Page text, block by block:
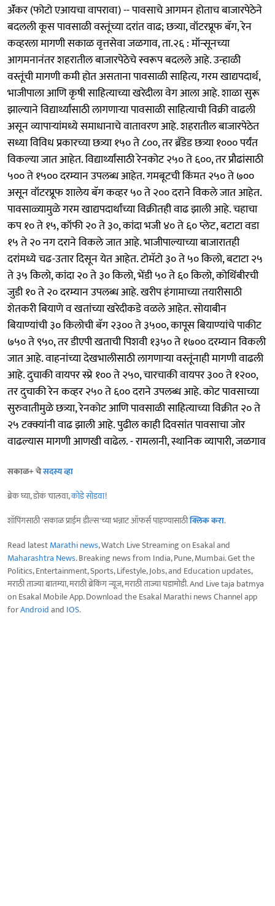
ॲंकर (फोटो एआयचा वापरावा) -- पावसाचे आगमन होताच बाजारपेठेने
बदलली कूस पावसाळी वस्तूंच्या दरांत वाढ; छत्र्या, वॉटरप्रूफ बॅग, रेन
कव्हरला मागणी सकाळ वृत्तसेवा जळगाव, ता.२६ : मॉन्सूनच्या
आगमनानंतर शहरातील बाजारपेठेचे स्वरूप बदलले आहे. उन्हाळी
वस्तूंची मागणी कमी होत असताना पावसाळी साहित्य, गरम खाद्यपदार्थ,
भाजीपाला आणि कृषी साहित्याच्या खरेदीला वेग आला आहे. शाळा सुरू
झाल्याने विद्यार्थ्यांसाठी लागणाऱ्या पावसाळी साहित्याची विक्री वाढली
असून व्यापाऱ्यांमध्ये समाधानाचे वातावरण आहे. शहरातील बाजारपेठेत
सध्या विविध प्रकारच्या छत्र्या १५० ते ८००, तर ब्रँडेड छत्र्या १००० पर्यंत
विकल्या जात आहेत. विद्यार्थ्यांसाठी रेनकोट २५० ते ६००, तर प्रौढांसाठी
५०० ते १५०० दरम्यान उपलब्ध आहेत. गमबूटची किंमत २५० ते ७००
असून वॉटरप्रूफ शालेय बॅग कव्हर ५० ते २०० दराने विकले जात आहेत.
पावसाळ्यामुळे गरम खाद्यपदार्थांच्या विक्रीतही वाढ झाली आहे. चहाचा
कप १० ते १५, कॉफी २० ते ३०, कांदा भजी ४० ते ६० प्लेट, बटाटा वडा
१५ ते २० नग दराने विकले जात आहे. भाजीपाल्याच्या बाजारातही
दरांमध्ये चढ-उतार दिसून येत आहेत. टोमॅटो ३० ते ५० किलो, बटाटा २५
ते ३५ किलो, कांदा २० ते ३० किलो, भेंडी ५० ते ६० किलो, कोथिंबीरची
जुडी १० ते २० दरम्यान उपलब्ध आहे. खरीप हंगामाच्या तयारीसाठी
शेतकरी बियाणे व खतांच्या खरेदीकडे वळले आहेत. सोयाबीन
बियाण्यांची ३० किलोची बॅग २३०० ते ३५००, कापूस बियाण्यांचे पाकीट
७५० ते ९५०, तर डीएपी खताची पिशवी १३५० ते १७०० दरम्यान विकली
जात आहे. वाहनांच्या देखभालीसाठी लागणाऱ्या वस्तूंनाही मागणी वाढली
आहे. दुचाकी वायपर स्प्रे १०० ते २५०, चारचाकी वायपर ३०० ते १२००,
तर दुचाकी रेन कव्हर २५० ते ६०० दराने उपलब्ध आहे. कोट पावसाच्या
सुरुवातीमुळे छत्र्या, रेनकोट आणि पावसाळी साहित्याच्या विक्रीत २० ते
२५ टक्क्यांनी वाढ झाली आहे. पुढील काही दिवसांत पावसाचा जोर
वाढल्यास मागणी आणखी वाढेल. - रामलानी, स्थानिक व्यापारी, जळगाव
सकाळ+ चेसदस्य व्हा
ब्रेक घ्या, डोकं चालवा,कोडे सोडवा!
शॉपिंगसाठी 'सकाळ प्राईम डील्स'च्या भन्नाट ऑफर्स पाहण्यासाठीक्लिक करा.
Read latestMarathi news, Watch Live Streaming on Esakal and
Maharashtra News. Breaking news from India, Pune, Mumbai. Get the
Politics, Entertainment, Sports, Lifestyle, Jobs, and Education updates,
मराठी ताज्या बातम्या, मराठी ब्रेकिंग न्यूज, मराठी ताज्या घडामोडी. And Live taja batmya
on Esakal Mobile App. Download the Esakal Marathi news Channel app
forAndroidand IOS.